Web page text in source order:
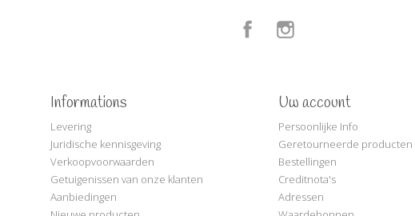
Facebook
Informations
Levering
Juridische kennisgeving
Verkoopvoorwaarden
Getuigenissen van onze klanten
Aanbiedingen
Uw account
Persoonlijke Info
Geretourneerde producten
Bestellingen
Creditnota's
Adressen